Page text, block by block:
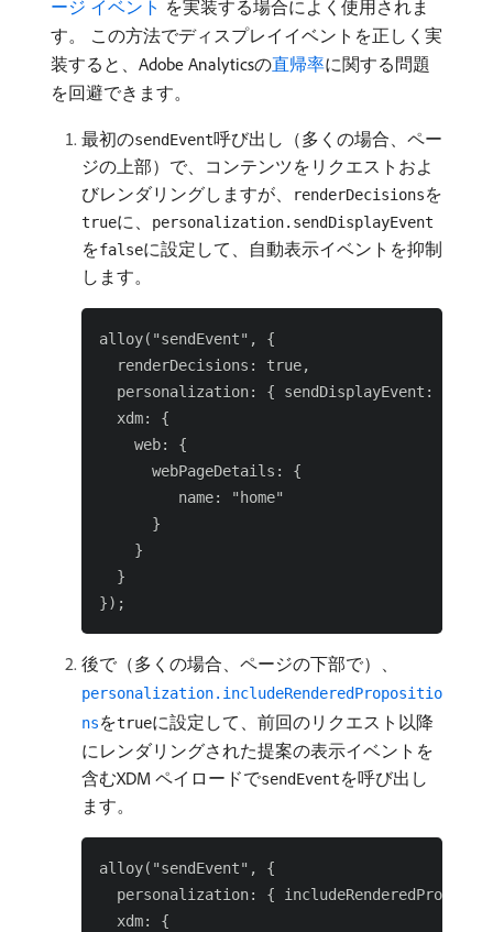
ージ イベント ​ を実装する場合によく使用されま
す。 この方法でディスプレイイベントを正しく実
装すると、Adobe Analyticsの直帰率に関する問題
を回避できます。
最初のsendEvent呼び出し（多くの場合、ペー
ジの上部）で、コンテンツをリクエストおよ
びレンダリングしますが、
renderDecisionsを
trueに、 personalization.sendDisplayEvent
をfalseに設定して、自動表示イベントを抑制
します。
alloy("sendEvent", {
  renderDecisions: true,
personalization: { sendDisplayEvent: false
  xdm: {
    web: {
      webPageDetails: {
         name: "home"
      }
    }
  }
後で（多くの場合、ページの下部で）、
personalization.includeRenderedPropositio
nsをtrueに設定して、前回のリクエスト以降
にレンダリングされた提案の表示イベントを
含むXDM ペイロードでsendEventを呼び出し
ます。
alloy("sendEvent", {
personalization: {
  xdm: {